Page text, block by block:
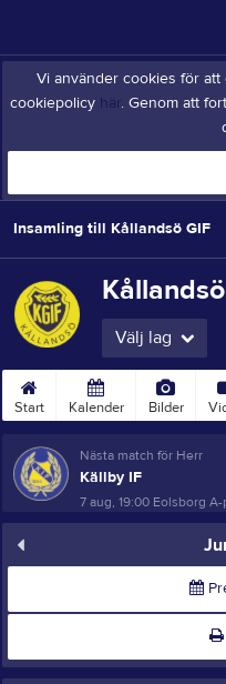
Vi använder cookies för
cookiepolicy här. Genom att
Insamling till Kållandsö GIF
Välj lag
Start Kalender Bilder
Nästa match för Herr
Källby IF
7 aug, 19:00 Eolsborg A-